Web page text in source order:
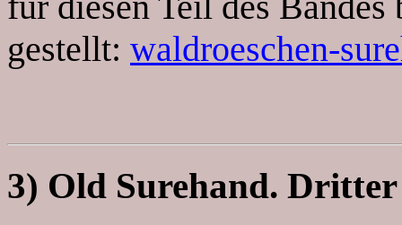
gestellt: waldroeschen-
3) Old Surehand.